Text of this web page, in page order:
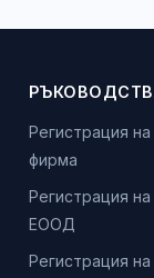
Регистрация на
фирма
Регистрация на
ЕООД
Регистрация на